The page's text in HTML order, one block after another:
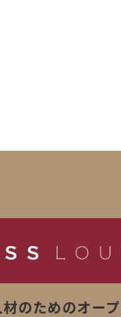
のためのオー